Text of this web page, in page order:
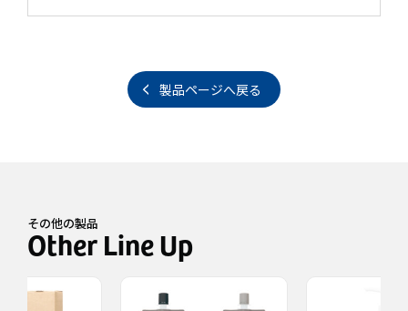
製品ページへ戻る
その他の製品